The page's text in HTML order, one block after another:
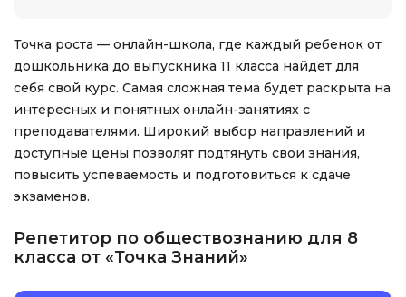
Точка роста — онлайн-школа, где каждый ребенок от
дошкольника до выпускника 11 класса найдет для
себя свой курс. Самая сложная тема будет раскрыта на
интересных и понятных онлайн-занятиях с
преподавателями. Широкий выбор направлений и
доступные цены позволят подтянуть свои знания,
повысить успеваемость и подготовиться к сдаче
экзаменов.
Репетитор по обществознанию для 8
класса от «Точка Знаний»